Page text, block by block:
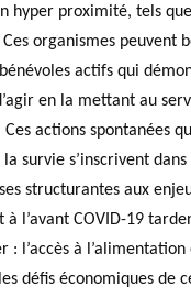
hyper proximité, tels
Ces organismes peuvent
actifs qui
en la mettant au
Ces actions spontanées
survie s’inscrivent
structurantes aux
à l’avant COVID-19
: l’accès à
défis économiques de